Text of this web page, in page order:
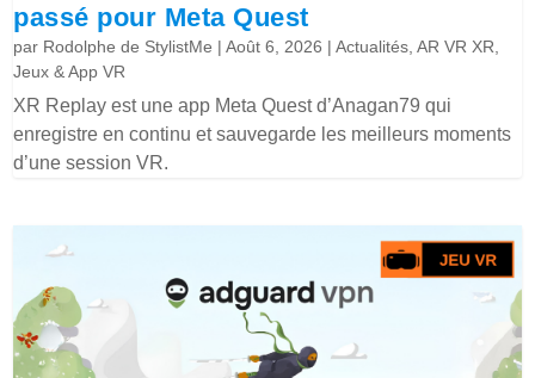
passé pour Meta Quest
par Rodolphe de StylistMe |Août 6, 2026 |Actualités ,AR VR XR
Jeux & App VR
XR Replay est une app Meta Quest d’Anagan79 qui
enregistre en continu et sauvegarde les meilleurs moments
d’une session VR.